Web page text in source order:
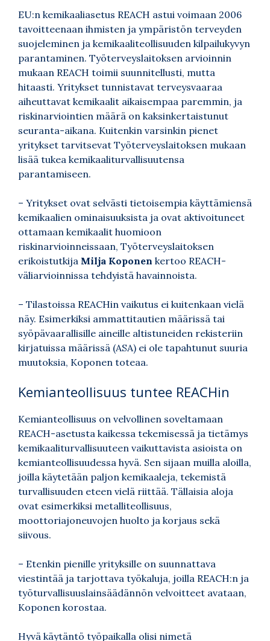
EU:n kemikaaliasetus REACH astui voimaan 2006
tavoitteenaan ihmisten ja ympäristön terveyden
suojeleminen ja kemikaaliteollisuuden kilpailukyvyn
parantaminen. Työterveyslaitoksen arvioinnin
mukaan REACH toimii suunnitellusti, mutta
hitaasti. Yritykset tunnistavat terveysvaaraa
aiheuttavat kemikaalit aikaisempaa paremmin, ja
riskinarviointien määrä on kaksinkertaistunut
seuranta-aikana. Kuitenkin varsinkin pienet
yritykset tarvitsevat Työterveyslaitoksen mukaan
lisää tukea kemikaaliturvallisuutensa
parantamiseen.
– Yritykset ovat selvästi tietoisempia käyttämiensä
kemikaalien ominaisuuksista ja ovat aktivoituneet
ottamaan kemikaalit huomioon
riskinarvioinneissaan, Työterveyslaitoksen
erikoistutkija Milja Koponen kertoo REACH-
väliarvioinnissa tehdyistä havainnoista.
– Tilastoissa REACHin vaikutus ei kuitenkaan vielä
näy. Esimerkiksi ammattitautien määrissä tai
syöpävaarallisille aineille altistuneiden rekisteriin
kirjatuissa määrissä (ASA) ei ole tapahtunut suuria
muutoksia, Koponen toteaa.
Kemianteollisuus tuntee REACHin
Kemianteollisuus on velvollinen soveltamaan
REACH-asetusta kaikessa tekemisessä ja tietämys
kemikaaliturvallisuuteen vaikuttavista asioista on
kemianteollisuudessa hyvä. Sen sijaan muilla aloilla,
joilla käytetään paljon kemikaaleja, tekemistä
turvallisuuden eteen vielä riittää. Tällaisia aloja
ovat esimerkiksi metalliteollisuus,
moottoriajoneuvojen huolto ja korjaus sekä
siivous.
– Etenkin pienille yrityksille on suunnattava
viestintää ja tarjottava työkaluja, joilla REACH:n ja
työturvallisuuslainsäädännön velvoitteet avataan,
Koponen korostaa.
Hyvä käytäntö työpaikalla olisi nimetä